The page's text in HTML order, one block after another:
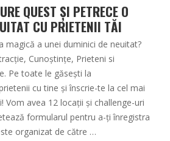
QUEST ȘI PETRECE O
CU PRIETENII TĂI
magică a unei duminici de neuitat?
Cunoștințe, Prieteni si
Pe toate le găsești la
cu tine și înscrie-te la cel mai
Vom avea 12 locații și challenge-uri
formularul pentru a-ți înregistra
organizat de către …